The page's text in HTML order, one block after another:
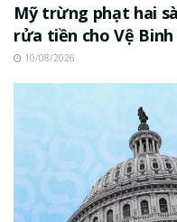
Mỹ trừng phạt hai
rửa tiền cho Vệ
10/08/2026